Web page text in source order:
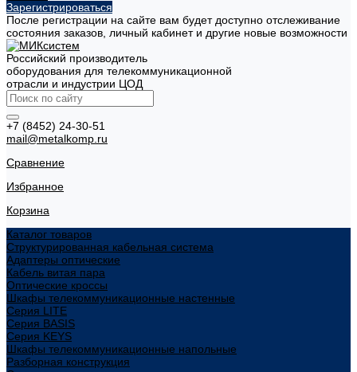
Зарегистрироваться
После регистрации на сайте вам будет доступно отслеживание
состояния заказов, личный кабинет и другие новые возможности
Российский производитель
оборудования для телекоммуникационной
отрасли и индустрии ЦОД
+7 (8452) 24-30-51
mail@metalkomp.ru
Сравнение
Избранное
Корзина
Каталог товаров
Структурированная кабельная система
Адаптеры оптические
Кабель витая пара
Оптические кроссы
Шкафы телекоммуникационные настенные
Cерия LITE
Cерия BASIS
Cерия KEYS
Шкафы телекоммуникационные напольные
Разборная конструкция